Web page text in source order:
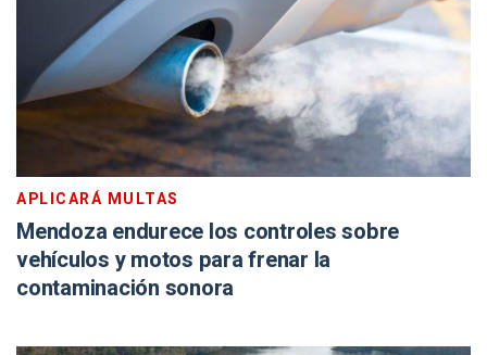
APLICARÁ MULTAS
Mendoza endurece los controles sobre
vehículos y motos para frenar la
contaminación sonora